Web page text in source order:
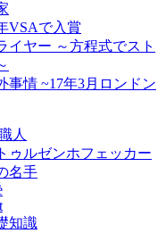
VSAで入賞
イヤー ～方程式でスト
事情 ~17年3月ロンドン
人
ゥルゼンホフェッカー
名手
知識